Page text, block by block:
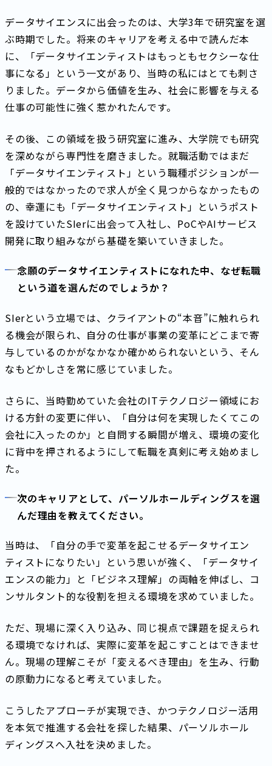
データサイエンスに出会ったのは、大学3年で研究室を選
ぶ時期でした。将来のキャリアを考える中で読んだ本
に、「データサイエンティストはもっともセクシーな仕
事になる」という一文があり、当時の私にはとても刺さ
りました。データから価値を生み、社会に影響を与える
仕事の可能性に強く惹かれたんです。
その後、この領域を扱う研究室に進み、大学院でも研究
を深めながら専門性を磨きました。就職活動ではまだ
「データサイエンティスト」という職種ポジションが一
般的ではなかったので求人が全く見つからなかったもの
の、幸運にも「データサイエンティスト」というポスト
を設けていたSIerに出会って入社し、PoCやAIサービス
開発に取り組みながら基礎を築いていきました。
念願のデータサイエンティストになれた中、なぜ転職
という道を選んだのでしょうか？
SIerという立場では、クライアントの“本音”に触れられ
る機会が限られ、自分の仕事が事業の変革にどこまで寄
与しているのかがなかなか確かめられないという、そん
なもどかしさを常に感じていました。
さらに、当時勤めていた会社のITテクノロジー領域にお
ける方針の変更に伴い、「自分は何を実現したくてこの
会社に入ったのか」と自問する瞬間が増え、環境の変化
に背中を押されるようにして転職を真剣に考え始めまし
た。
次のキャリアとして、パーソルホールディングスを選
んだ理由を教えてください。
当時は、「自分の手で変革を起こせるデータサイエン
ティストになりたい」という思いが強く、「データサイ
エンスの能力」と「ビジネス理解」の両軸を伸ばし、コ
ンサルタント的な役割を担える環境を求めていました。
ただ、現場に深く入り込み、同じ視点で課題を捉えられ
る環境でなければ、実際に変革を起こすことはできませ
ん。現場の理解こそが「変えるべき理由」を生み、行動
の原動力になると考えていました。
こうしたアプローチが実現でき、かつテクノロジー活用
を本気で推進する会社を探した結果、パーソルホール
ディングスへ入社を決めました。